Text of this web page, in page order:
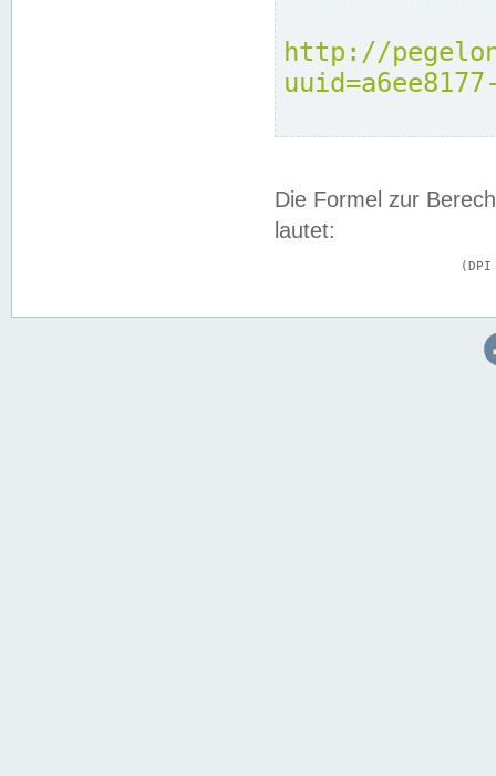
http://
Die Formel zur
lautet: